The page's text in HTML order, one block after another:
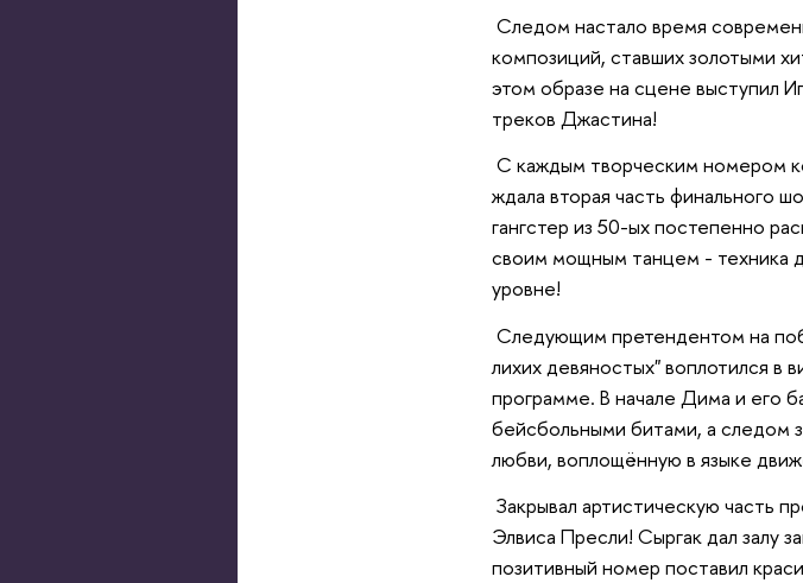
Следом настало время
композиций, ставших золотыми
этом образе на сцене выступил
треков Джастина!
С каждым творческим номером
ждала вторая часть финального
гангстер из 50-ых постепенно
своим мощным танцем - техника
уровне!
Следующим претендентом на
лихих девяностых" воплотился в
программе. В начале Дима и его
бейсбольными битами, а следом
любви, воплощённую в языке
Закрывал артистическую часть
Элвиса Пресли! Сыргак дал залу
позитивный номер поставил